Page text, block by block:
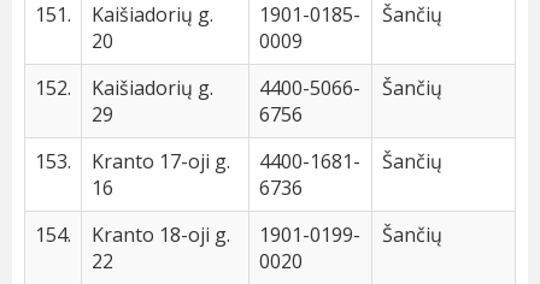
151.
Kaišiadorių g.
20
1901-0185-
0009
Šančių
152.
Kaišiadorių g.
29
4400-5066-
6756
Šančių
153.
Kranto 17-oji g.
16
4400-1681-
6736
Šančių
154.
Kranto 18-oji g.
22
1901-0199-
0020
Šančių